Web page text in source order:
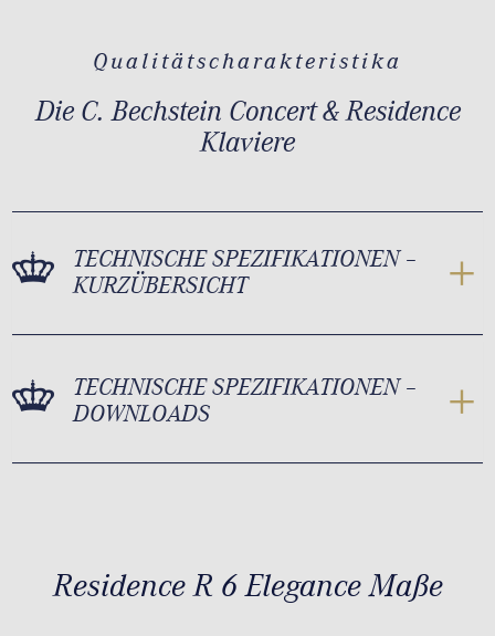
Qualitätscharakteristika
Die C. Bechstein Concert & Residence
Klaviere
TECHNISCHE SPEZIFIKATIONEN –
KURZÜBERSICHT
TECHNISCHE SPEZIFIKATIONEN –
DOWNLOADS
Residence R 6 Elegance Maße